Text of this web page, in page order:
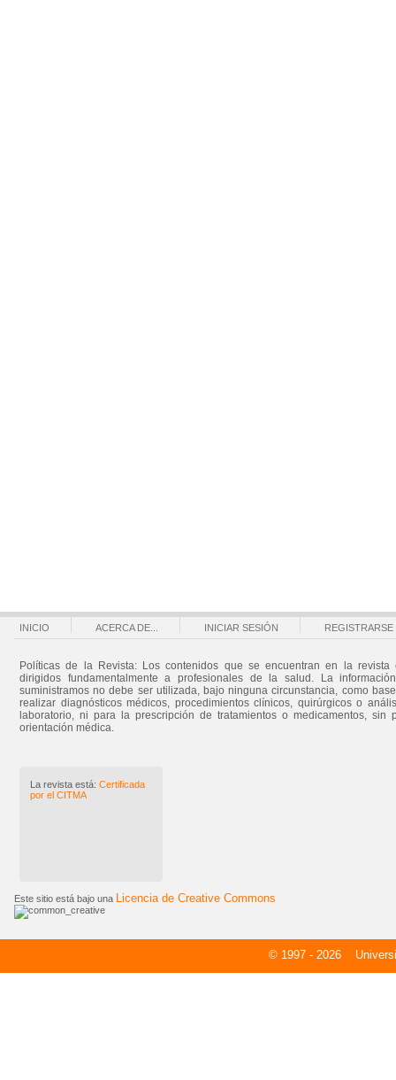
INICIO ACERCA DE... INICIAR SESIÓN REGISTRARSE
Políticas de la Revista: Los contenidos que se encuentran en la revista
dirigidos fundamentalmente a profesionales de la salud. La
suministramos no debe ser utilizada, bajo ninguna circunstancia, como
realizar diagnósticos médicos, procedimientos clínicos, quirúrgicos o
laboratorio, ni para la prescripción de tratamientos o medicamentos, sin
orientación médica.
La revista está: Certificada
por el CITMA
Este sitio está bajo una Licencia de Creative Commons
© 1997 - 2026